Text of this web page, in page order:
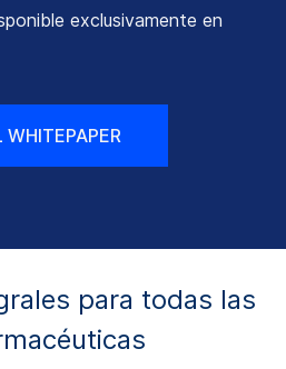
exclusivamente en
WHITEPAPER
para todas las